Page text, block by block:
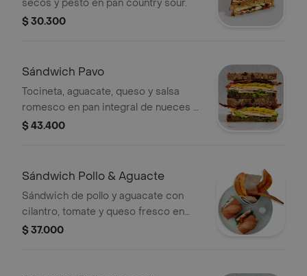
secos y pesto en pan country sour.
$ 30.300
Sándwich Pavo
Tocineta, aguacate, queso y salsa
romesco en pan integral de nueces y
uvas.
$ 43.400
Sándwich Pollo & Aguacte
Sándwich de pollo y aguacate con
cilantro, tomate y queso fresco en
pan baguette. Acompañado de chips
$ 37.000